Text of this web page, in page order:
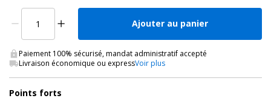
Ajouter au panier
Paiement 100% sécurisé, mandat administratif accepté
Livraison économique ou expressVoir plus
Points forts